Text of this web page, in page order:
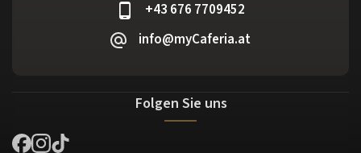
+43 676 7709452
info@myCaferia.at
Folgen Sie uns